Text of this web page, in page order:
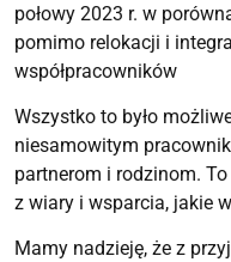
połowy 2023 r. w
pomimo relokacji i
współpracowników
Wszystko to było
niesamowitym
partnerom i rodzinom.
z wiary i wsparcia, jakie
Mamy nadzieję, że z